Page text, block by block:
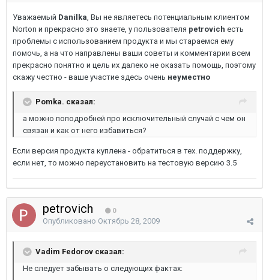
Уважаемый Danilka, Вы не являетесь потенциальным клиентом
Norton и прекрасно это знаете, у пользователя petrovich есть
проблемы с использованием продукта и мы стараемся ему
помочь, а на что направлены ваши советы и комментарии всем
прекрасно понятно и цель их далеко не оказать помощь, поэтому
скажу честно - ваше участие здесь очень неуместно
Pomka. сказал:
а можно поподробней про исключительный случай с чем он
связан и как от него избавиться?
Если версия продукта куплена - обратиться в тех. поддержку,
если нет, то можно переустановить на тестовую версию 3.5
petrovich 0
Опубликовано Октябрь 28, 2009
Vadim Fedorov сказал:
Не следует забывать о следующих фактах: